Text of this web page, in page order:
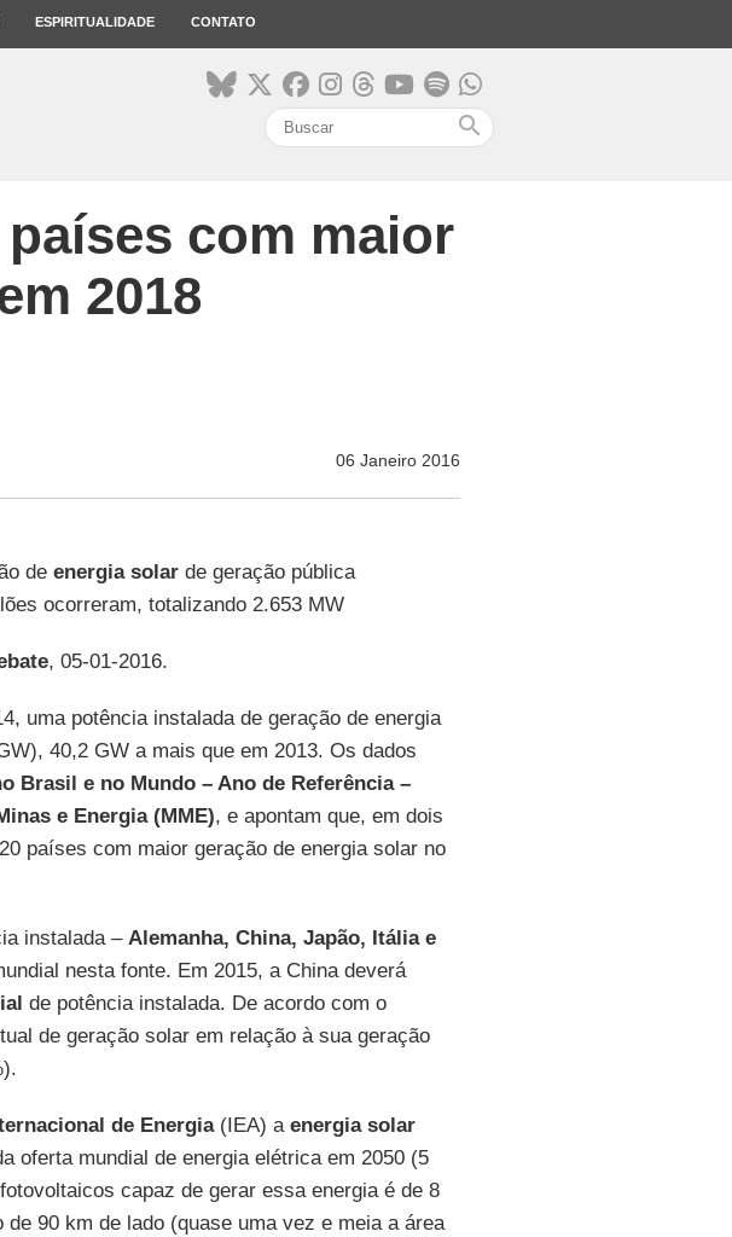
ESPIRITUALIDADE CONTATO
search
com maior
2018
06 Janeiro 2016
de energia solarde geração pública
ocorreram, totalizando 2.653 MW
, 05-01-2016.
uma potência instalada de geração de energia
40,2 GW a mais que em 2013. Os dados
Brasil e no Mundo – Ano de Referência –
e Energia (MME), e apontam que, em dois
países com maior geração de energia solar no
instalada – Alemanha, China, Japão, Itália e
nesta fonte. Em 2015, a China deverá
de potência instalada. De acordo com o
de geração solar em relação à sua geração
de Energia(IEA) a energia solar
oferta mundial de energia elétrica em 2050 (5
capaz de gerar essa energia é de 8
de 90 km de lado (quase uma vez e meia a área